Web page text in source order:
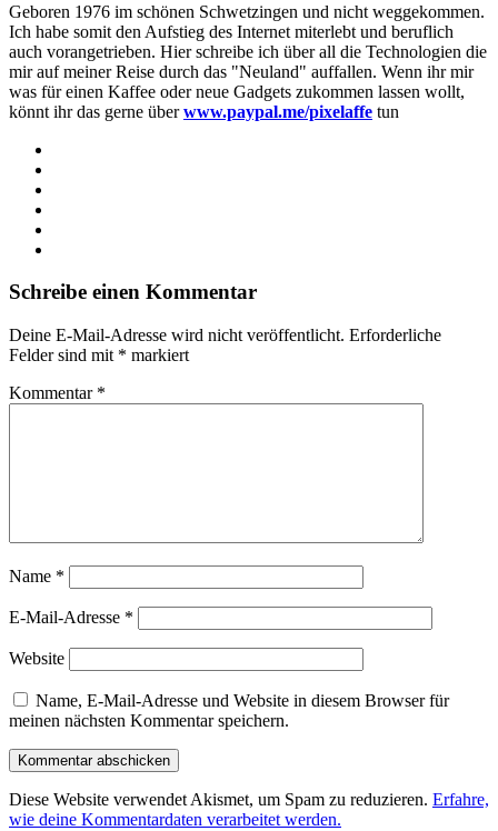
Geboren 1976 im schönen Schwetzingen und nicht weggekommen.
Ich habe somit den Aufstieg des Internet miterlebt und beruflich
auch vorangetrieben. Hier schreibe ich über all die Technologien die
mir auf meiner Reise durch das "Neuland" auffallen. Wenn ihr mir
was für einen Kaffee oder neue Gadgets zukommen lassen wollt,
könnt ihr das gerne überwww.paypal.me/pixelaffe tun
Schreibe einen Kommentar
Deine E-Mail-Adresse wird nicht veröffentlicht. Erforderliche
Felder sind mit * markiert
Kommentar *
Name *
E-Mail-Adresse *
Website
Name, E-Mail-Adresse und Website in diesem Browser für
meinen nächsten Kommentar speichern.
Diese Website verwendet Akismet, um Spam zu reduzieren. Erfahre,
wie deine Kommentardaten verarbeitet werden.